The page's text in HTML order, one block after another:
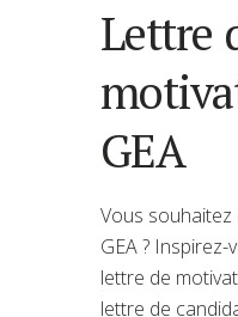
Lettre
GEA
Vous
GEA ?
lettre de
lettre de